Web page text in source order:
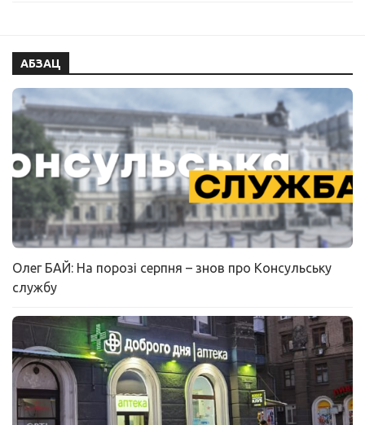
АБЗАЦ
Олег БАЙ: На порозі серпня – знов про Консульську
службу